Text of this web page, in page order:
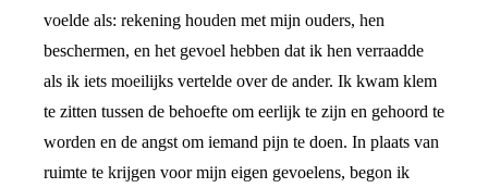
voelde als: rekening houden met mijn ouders, hen
beschermen, en het gevoel hebben dat ik hen verraadde
als ik iets moeilijks vertelde over de ander. Ik kwam klem
te zitten tussen de behoefte om eerlijk te zijn en gehoord te
worden en de angst om iemand pijn te doen. In plaats van
ruimte te krijgen voor mijn eigen gevoelens, begon ik